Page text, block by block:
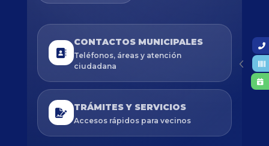
CONTACTOS MUNICIPALES
Teléfonos, áreas y atención
ciudadana
TRÁMITES Y SERVICIOS
Accesos rápidos para vecinos